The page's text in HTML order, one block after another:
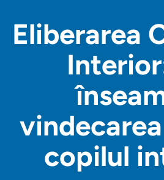
Eliberarea
copilul